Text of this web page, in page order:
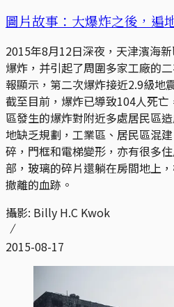
圖片故事：大爆炸之後，遍
2015年8月12日深夜，天津濱海
爆炸，并引起了周圍多家工廠的
報顯示，第二次爆炸接近2.9級地
截至目前，爆炸已導致104人死
區發生的爆炸對附近多處居民區
地缺乏規劃，工業區、居民區混
碎，門框和電梯變形，亦有很多
部，玻璃的碎片還躺在房間地上
撤離的血跡。
攝影: Billy H.C Kwok
2015-08-17